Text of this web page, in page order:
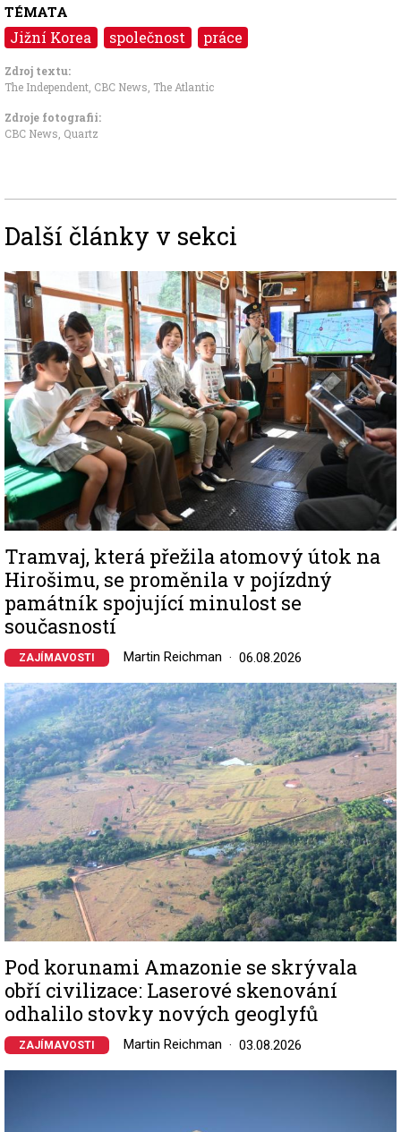
TÉMATA
Jižní Korea společnost práce
Zdroj textu:
The Independent, CBC News, The Atlantic
Zdroje fotografii:
CBC News, Quartz
Další články v sekci
Image
Tramvaj, která přežila atomový útok na
Hirošimu, se proměnila v pojízdný
památník spojující minulost se
současností
ZAJÍMAVOSTI Martin Reichman 06.08.2026
Image
Pod korunami Amazonie se skrývala
obří civilizace: Laserové skenování
odhalilo stovky nových geoglyfů
ZAJÍMAVOSTI Martin Reichman 03.08.2026